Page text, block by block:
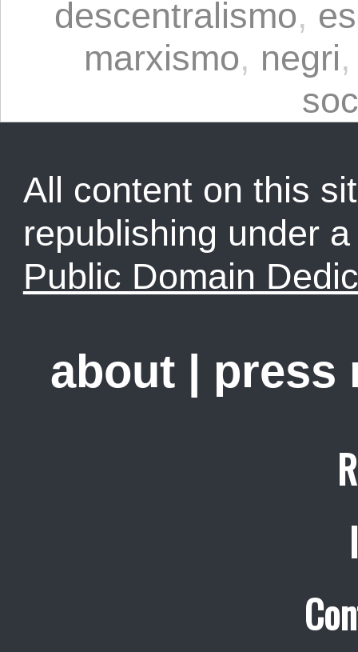
descentralismo,
marxismo, negri
All content on this
republishing under
Public Domain
about press